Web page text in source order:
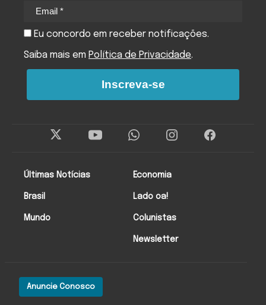
Anuncie Conosco
Últimas Notícias
Brasil
Mundo
Economia
Lado oa!
Colunistas
Newsletter
Eu concordo em receber notificações.
Saiba mais em Política de Privacidade.
Inscreva-se